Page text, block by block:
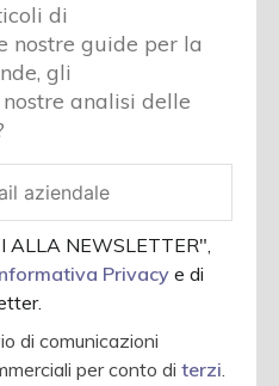
di
nostre guide per la
gli
analisi delle
ALLA NEWSLETTER",
Privacye di
di comunicazioni
per conto diterzi.